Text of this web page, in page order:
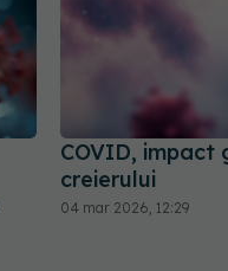
COVID, impact
creierului
04 mar 2026, 12:29